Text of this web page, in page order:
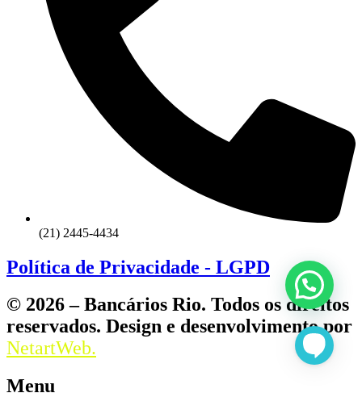
(21) 2445-4434
Política de Privacidade - LGPD
© 2026 – Bancários Rio. Todos os direitos
reservados. Design e desenvolvimento por
NetartWeb.
Menu